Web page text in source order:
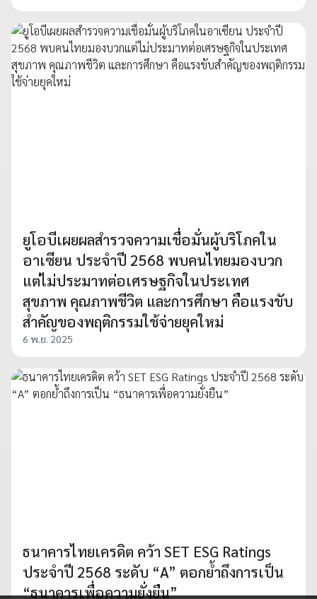
ยูโอบีเผยผลสำรวจความเชื่อมั่นผู้บริโภคใน
อาเซียน ประจำปี 2568 พบคนไทยมองบวก
แต่ไม่ประมาทต่อเศรษฐกิจในประเทศ
สุขภาพ คุณภาพชีวิต และการศึกษา คือแรงขับ
สำคัญของพฤติกรรมใช้จ่ายยุคใหม่
6 พ.ย. 2025
ธนาคารไทยเครดิต คว้า SET ESG Ratings
ประจำปี 2568 ระดับ “A” ตอกย้ำถึงการเป็น
“ธนาคารเพื่อความยั่งยืน”